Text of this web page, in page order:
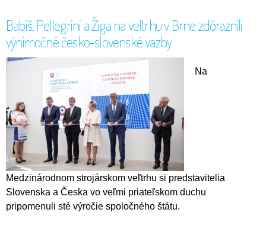
Babiš, Pellegrini a Žiga na veľtrhu v Brne zdôraznili
výnimočné česko-slovenské väzby
Na
Medzinárodnom strojárskom veľtrhu si predstavitelia
Slovenska a Česka vo veľmi priateľskom duchu
pripomenuli sté výročie spoločného štátu.